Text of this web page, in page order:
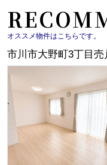
オススメ物件はこちらです。
市川市大野町3丁目売